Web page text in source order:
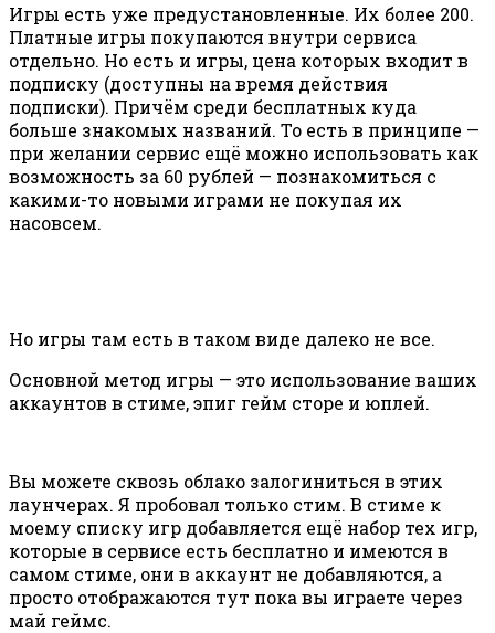
Игры есть уже предустановленные. Их более 200.
Платные игры покупаются внутри сервиса
отдельно. Но есть и игры, цена которых входит в
подписку (доступны на время действия
подписки). Причём среди бесплатных куда
больше знакомых названий. То есть в принципе —
при желании сервис ещё можно использовать как
возможность за 60 рублей — познакомиться с
какими-то новыми играми не покупая их
насовсем.
Но игры там есть в таком виде далеко не все.
Основной метод игры — это использование ваших
аккаунтов в стиме, эпиг гейм сторе и юплей.
Вы можете сквозь облако залогиниться в этих
лаунчерах. Я пробовал только стим. В стиме к
моему списку игр добавляется ещё набор тех игр,
которые в сервисе есть бесплатно и имеются в
самом стиме, они в аккаунт не добавляются, а
просто отображаются тут пока вы играете через
май геймс.